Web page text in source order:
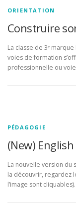
INSTANCES ET
ORIENTATION
Construire
La classe de 3ᵉ
voies de formation
professionnelle ou
PÉDAGOGIE
(New)
La nouvelle version du
la découvrir, regardez
l’image sont